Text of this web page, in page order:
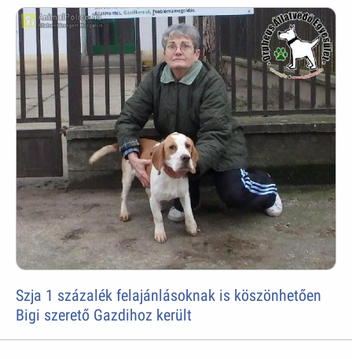
Szja 1 százalék felajánlásoknak is köszönhetően
Bigi szerető Gazdihoz került